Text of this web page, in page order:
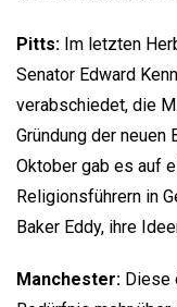
Pitts: Im letzten
Senator Edward
verabschiedet, die
Gründung der
Oktober gab es auf
Religionsführern in
Baker Eddy, ihre
Manchester: Diese